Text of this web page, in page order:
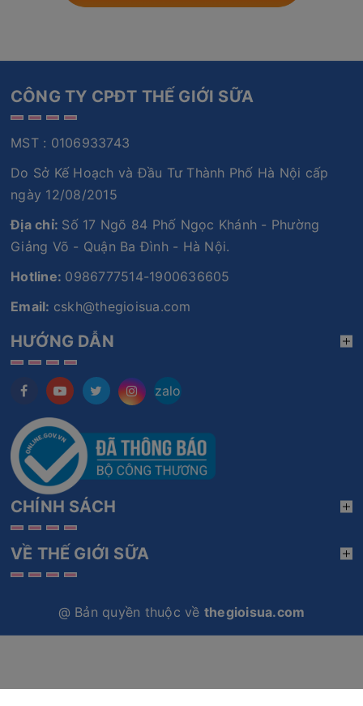
CÔNG TY CPĐT THẾ GIỚI SỮA
MST : 0106933743
Do Sở Kế Hoạch và Đầu Tư Thành Phố Hà Nội cấp
ngày 12/08/2015
Địa chỉ: Số 17 Ngõ 84 Phố Ngọc Khánh - Phường
Giảng Võ - Quận Ba Đình - Hà Nội.
Hotline: 0986777514-1900636605
Email: cskh@thegioisua.com
HƯỚNG DẪN
zalo
CHÍNH SÁCH
VỀ THẾ GIỚI SỮA
@ Bản quyền thuộc về thegioisua.com